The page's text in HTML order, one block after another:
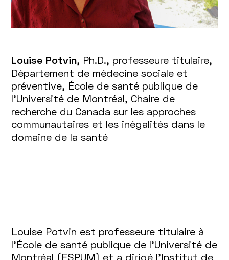
Louise Potvin, Ph.D., professeure titulaire,
Département de médecine sociale et
préventive, École de santé publique de
l’Université de Montréal, Chaire de
recherche du Canada sur les approches
communautaires et les inégalités dans le
domaine de la santé
Louise Potvin est professeure titulaire à
l’École de santé publique de l’Université de
Montréal (ESPUM) et a dirigé l’Institut de